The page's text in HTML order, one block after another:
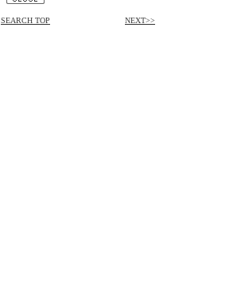
SEARCH TOP NEXT>>